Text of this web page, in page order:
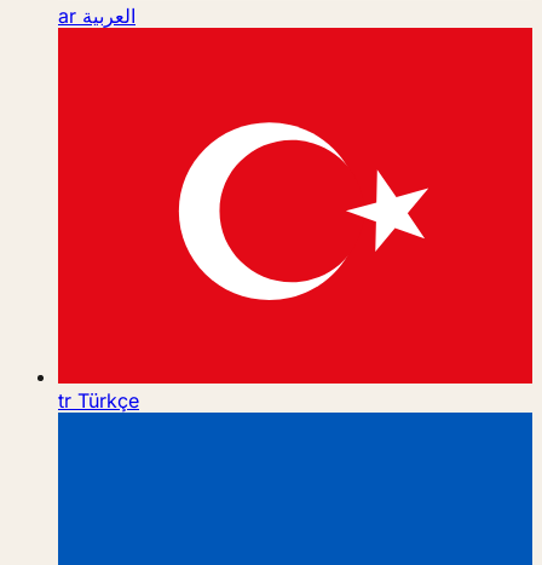
ar العربية
tr Türkçe